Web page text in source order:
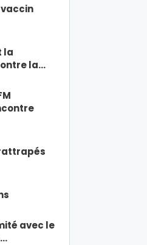
la
la…
avec le